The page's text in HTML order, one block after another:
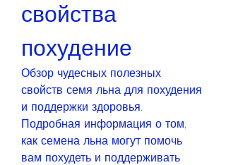
свойства
похудение
Обзор чудесных полезных
свойств семя льна для похудения
и поддержки здоровья.
Подробная информация о том,
как семена льна могут помочь
вам похудеть и поддерживать